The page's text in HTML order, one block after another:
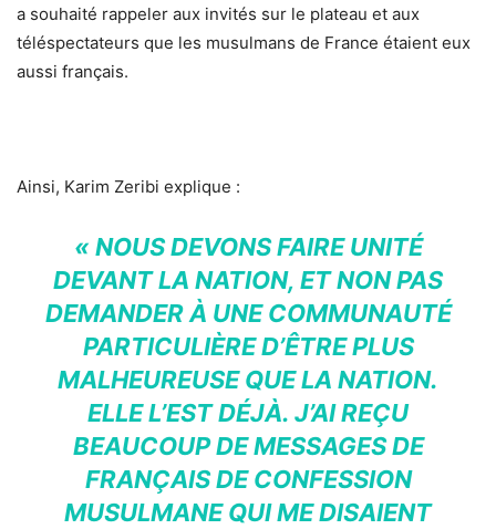
a souhaité rappeler aux invités sur le plateau et aux
téléspectateurs que les musulmans de France étaient eux
aussi français.
Ainsi, Karim Zeribi explique :
« NOUS DEVONS FAIRE UNITÉ
DEVANT LA NATION, ET NON PAS
DEMANDER À UNE COMMUNAUTÉ
PARTICULIÈRE D’ÊTRE PLUS
MALHEUREUSE QUE LA NATION.
ELLE L’EST DÉJÀ. J’AI REÇU
BEAUCOUP DE MESSAGES DE
FRANÇAIS DE CONFESSION
MUSULMANE QUI ME DISAIENT